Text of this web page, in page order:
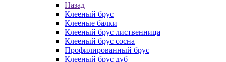
Назад
Клееный брус
Клееные балки
Клееный брус лиственница
Клееный брус сосна
Профилированный брус
Клееный брус дуб